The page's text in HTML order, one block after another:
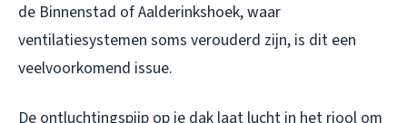
de Binnenstad of Aalderinkshoek, waar
ventilatiesystemen soms verouderd zijn, is dit een
veelvoorkomend issue.
De ontluchtingspijp op je dak laat lucht in het riool om